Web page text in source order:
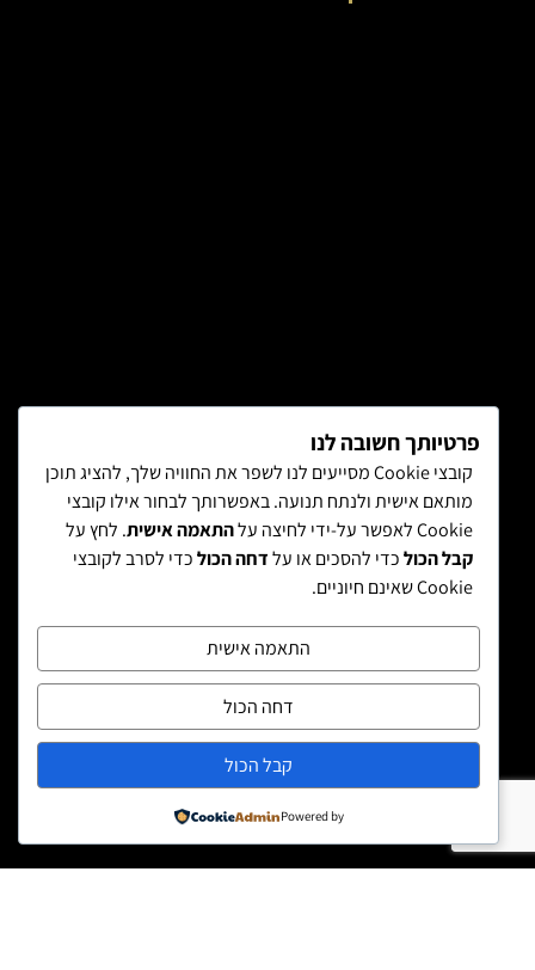
פרטיותך חשובה לנו
קובצי Cookie מסייעים לנו לשפר את החוויה שלך, להציג תוכן
מותאם אישית ולנתח תנועה. באפשרותך לבחור אילו קובצי
Cookie לאפשר על-ידי לחיצה על
התאמה אישית. לחץ על
קבל הכולכדי להסכים או עלדחה הכולכדי לסרב לקובצי
Cookie שאינם חיוניים.
התאמה אישית
דחה הכול
קבל הכול
Powered by